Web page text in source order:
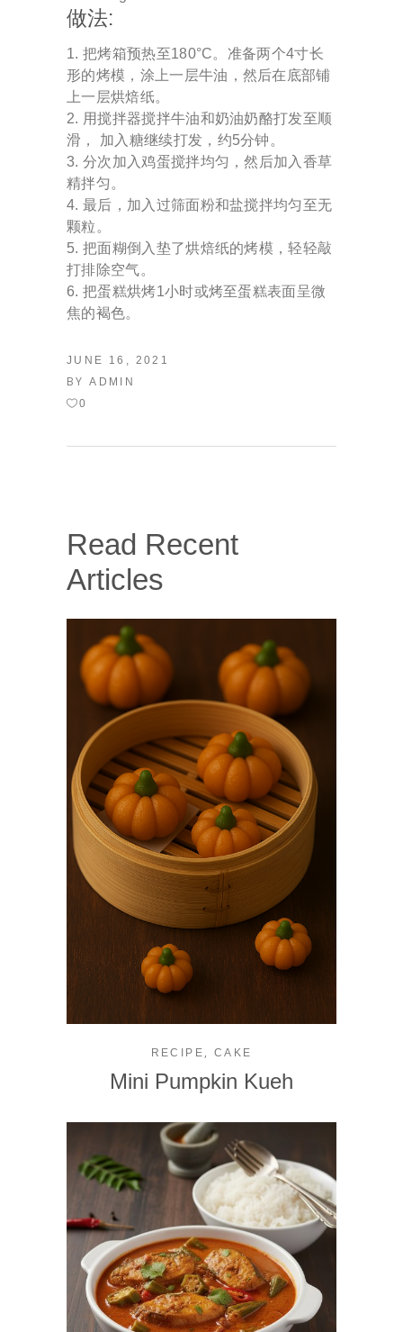
做法:
把烤箱预热至180°C。准备两个4寸长
形的烤模，涂上一层牛油，然后在底部铺
上一层烘焙纸。
用搅拌器搅拌牛油和奶油奶酪打发至顺
滑， 加入糖继续打发，约5分钟。
分次加入鸡蛋搅拌均匀，然后加入香草
精拌匀。
最后，加入过筛面粉和盐搅拌均匀至无
颗粒。
把面糊倒入垫了烘焙纸的烤模，轻轻敲
打排除空气。
把蛋糕烘烤1小时或烤至蛋糕表面呈微
焦的褐色。
JUNE 16, 2021
BYADMIN
0
Read Recent
Articles
RECIPE , CAKE
Mini Pumpkin Kueh